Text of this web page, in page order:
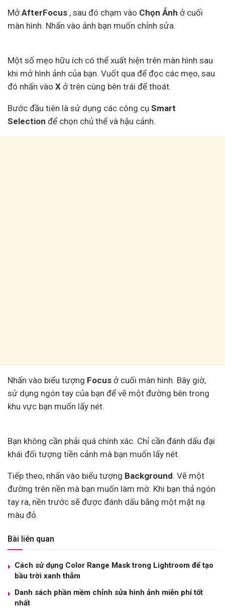
Mở AfterFocus , sau đó chạm vào Chọn Ảnh ở cuối
màn hình. Nhấn vào ảnh bạn muốn chỉnh sửa.
Một số mẹo hữu ích có thể xuất hiện trên màn hình sau
khi mở hình ảnh của bạn. Vuốt qua để đọc các mẹo, sau
đó nhấn vào X ở trên cùng bên trái để thoát.
Bước đầu tiên là sử dụng các công cụ Smart
Selection để chọn chủ thể và hậu cảnh.
Nhấn vào biểu tượng Focus ở cuối màn hình. Bây giờ,
sử dụng ngón tay của bạn để vẽ một đường bên trong
khu vực bạn muốn lấy nét.
Bạn không cần phải quá chính xác. Chỉ cần đánh dấu đại
khái đối tượng tiền cảnh mà bạn muốn lấy nét.
Tiếp theo, nhấn vào biểu tượng Background. Vẽ một
đường trên nền mà bạn muốn làm mờ. Khi bạn thả ngón
tay ra, nền trước sẽ được đánh dấu bằng một mặt nạ
màu đỏ.
Bài liên quan
Cách sử dụng Color Range Mask trong Lightroom để tạo
bầu trời xanh thẳm
Danh sách phần mềm chỉnh sửa hình ảnh miễn phí tốt
nhất